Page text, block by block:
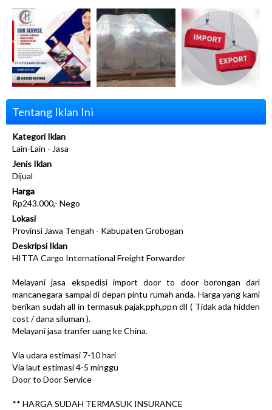
Tentang Iklan Ini
Kategori Iklan
Lain-Lain - Jasa
Jenis Iklan
Dijual
Harga
Rp243.000,- Nego
Lokasi
Provinsi Jawa Tengah - Kabupaten Grobogan
Deskripsi Iklan
HITTA Cargo International Freight Forwarder
Melayani jasa ekspedisi import door to door borongan dari
mancanegara sampai di depan pintu rumah anda. Harga yang kami
berikan sudah all in termasuk pajak,pph,ppn dll ( Tidak ada hidden
cost / dana siluman ).
Melayani jasa tranfer uang ke China.
Via udara estimasi 7-10 hari
Via laut estimasi 4-5 minggu
Door to Door Service
** HARGA SUDAH TERMASUK INSURANCE